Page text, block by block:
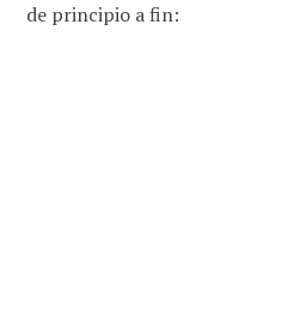
de principio a fin: